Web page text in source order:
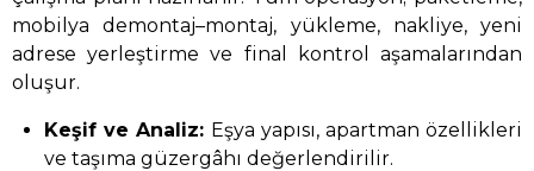
mobilya demontaj–montaj, yükleme, nakliye, yeni
adrese yerleştirme ve final kontrol aşamalarından
oluşur.
Keşif ve Analiz: Eşya yapısı, apartman özellikleri
ve taşıma güzergâhı değerlendirilir.